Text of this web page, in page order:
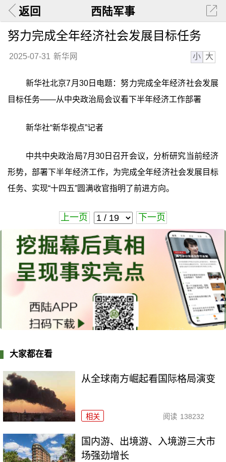
返回 西陆军事
努力完成全年经济社会发展目标任务
2025-07-31 新华网 小 大
新华社北京7月30日电题：努力完成全年经济社会发展
目标任务——从中央政治局会议看下半年经济工作部署
新华社“新华视点”记者
中共中央政治局7月30日召开会议，分析研究当前经济
形势，部署下半年经济工作，为完成全年经济社会发展目标
任务、实现“十四五”圆满收官指明了前进方向。
上一页 下一页
大家都在看
从全球南方崛起看国际格局演变
相关 阅读 138232
国内游、出境游、入境游三大市
场强劲增长